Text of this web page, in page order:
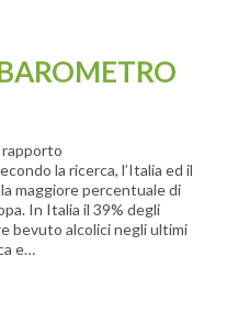
la ricerca, l’Italia ed il
maggiore percentuale di
In Italia il 39% degli
bevuto alcolici negli ultimi
e…